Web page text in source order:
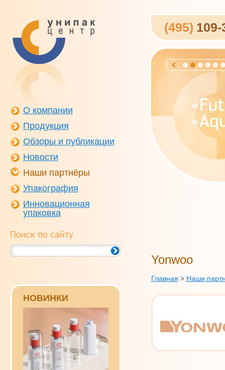
О компании
Продукция
Обзоры и публикации
Новости
Наши партнёры
Упакография
Инновационная
упаковка
НОВИНКИ
(495) 109-
Yonwoo
Главная > Наши